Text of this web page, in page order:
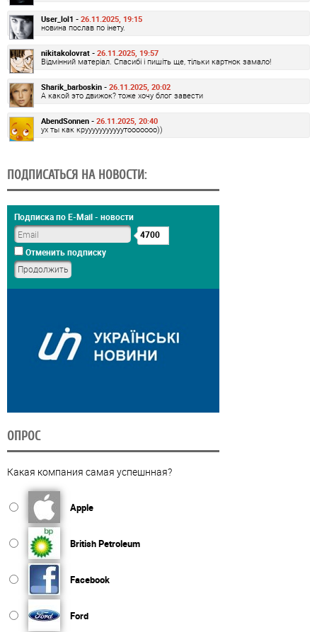
User_lol1 - 26.11.2025, 19:15
новина послав по інету.
nikitakolovrat - 26.11.2025, 19:57
Відмінний матеріал. Спасибі і пишіть ще, тільки картнок замало!
Sharik_barboskin - 26.11.2025, 20:02
А какой это движок? тоже хочу блог завести
AbendSonnen - 26.11.2025, 20:40
ух ты как крууууууууууутооооооо))
ПОДПИСАТЬСЯ НА НОВОСТИ:
Подписка по E-Mail - новости
4700
Отменить подписку
ОПРОС
Какая компания самая успешнная?
Apple
British Petroleum
Facebook
Ford